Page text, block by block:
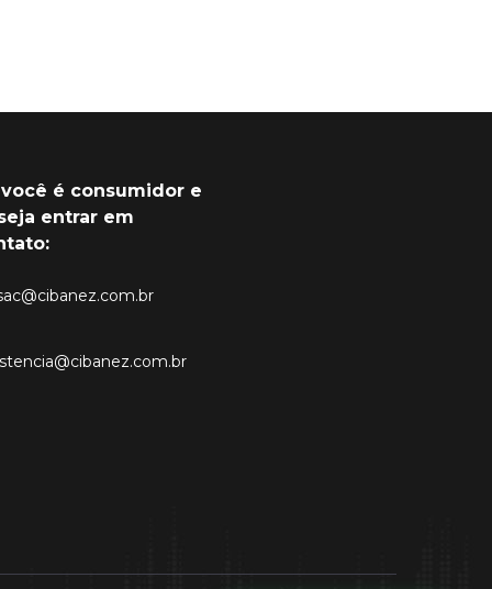
é consumidor e
entrar em